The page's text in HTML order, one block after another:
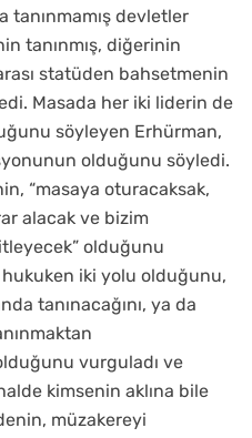
tanınmamış devletler
tanınmış, diğerinin
statüden bahsetmenin
Masada her iki liderin de
söyleyen Erhürman,
olduğunu söyledi.
“masaya oturacaksak,
alacak ve bizim
olduğunu
iki yolu olduğunu,
tanınacağını, ya da
vurguladı ve
kimsenin aklına bile
müzakereyi